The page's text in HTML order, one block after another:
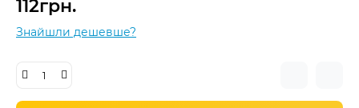
112грн.
Знайшли дешевше?